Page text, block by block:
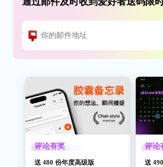
评论有奖
送 480 份年度高级版
评论
送